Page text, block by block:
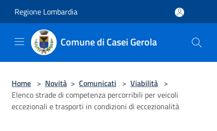
Regione Lombardia
Comune di Casei Gerola
Home > Novità > Comunicati > Viabilità >
Elenco strade di competenza percorribili per veicoli
eccezionali e trasporti in condizioni di eccezionalità